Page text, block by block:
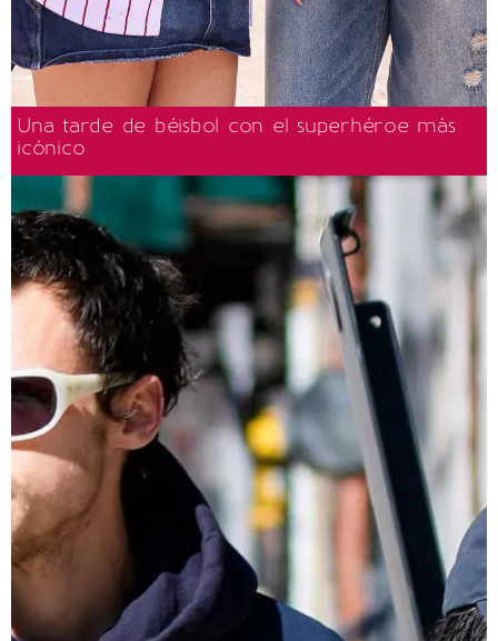
Una tarde de béisbol con el superhéroe más
icónico